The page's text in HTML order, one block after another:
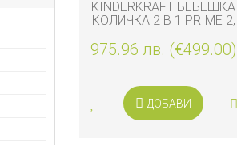
KINDERKRAFT БЕБЕШКА
КОЛИЧКА 2 В 1 PRIME 2,
975.96 лв. (€499.00)
ДОБАВИ